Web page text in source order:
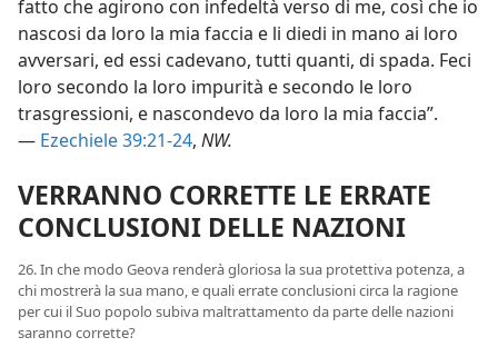
fatto che agirono con infedeltà verso di me, così che io
nascosi da loro la mia faccia e li diedi in mano ai loro
avversari, ed essi cadevano, tutti quanti, di spada. Feci
loro secondo la loro impurità e secondo le loro
trasgressioni, e nascondevo da loro la mia faccia”.
— Ezechiele 39:21-24, NW.
VERRANNO CORRETTE LE ERRATE
CONCLUSIONI DELLE NAZIONI
26. In che modo Geova renderà gloriosa la sua protettiva potenza, a
chi mostrerà la sua mano, e quali errate conclusioni circa la ragione
per cui il Suo popolo subiva maltrattamento da parte delle nazioni
saranno corrette?